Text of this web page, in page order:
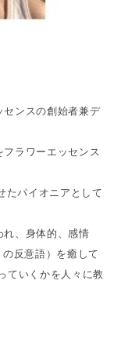
センスの創始者兼デ
ラワーエッセンス
たパイオニアとして
れ、身体的、感情
反意語）を癒して
ていくかを人々に教